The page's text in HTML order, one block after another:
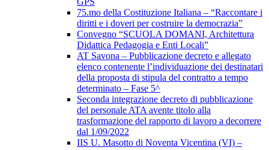
75.mo della Costituzione Italiana – “Raccontare i
diritti e i doveri per costruire la democrazia”
Convegno “SCUOLA DOMANI, Architettura
Didattica Pedagogia e Enti Locali”
AT Savona – Pubblicazione decreto e allegato
elenco contenente l’individuazione dei destinatari
della proposta di stipula del contratto a tempo
determinato – Fase 5^
Seconda integrazione decreto di pubblicazione
del personale ATA avente titolo alla
trasformazione del rapporto di lavoro a decorrere
dal 1/09/2022
IIS U. Masotto di Noventa Vicentina (VI) –